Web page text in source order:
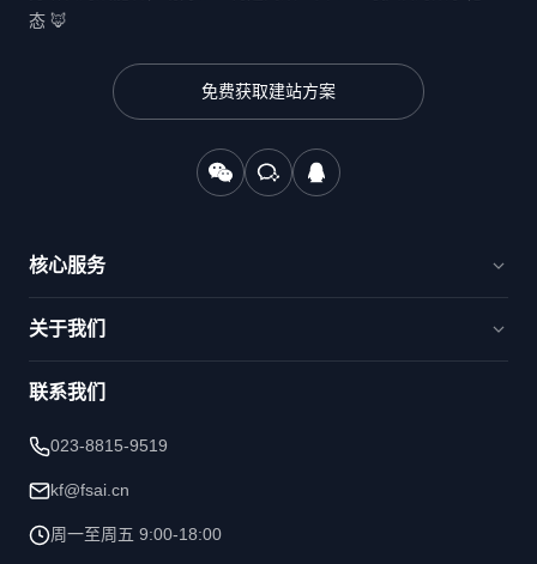
态 🦊
免费获取建站方案
核心服务
电商新零售与交易平台
品牌数字化与运营
智能运维与AI赋能
关于我们
洞察&观点
技术能力
联系我们
023-8815-9519
kf@fsai.cn
周一至周五 9:00-18:00